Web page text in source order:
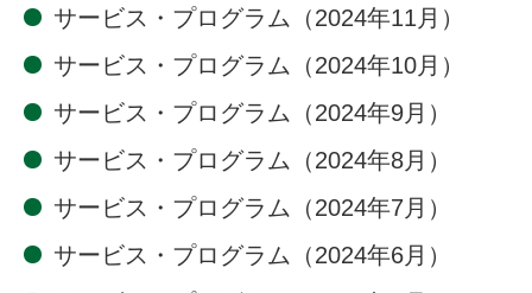
サービス・プログラム（2024年11月）
サービス・プログラム（2024年10月）
サービス・プログラム（2024年9月）
サービス・プログラム（2024年8月）
サービス・プログラム（2024年7月）
サービス・プログラム（2024年6月）